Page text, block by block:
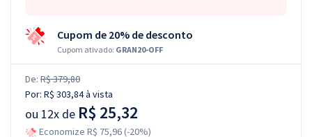
Cupom de 20% de desconto
Cupom ativado: GRAN20-OFF
De: R$ 379,80
Por: R$ 303,84à vista
ou 12x de R$ 25,32
Economize R$ 75,96 (-20%)